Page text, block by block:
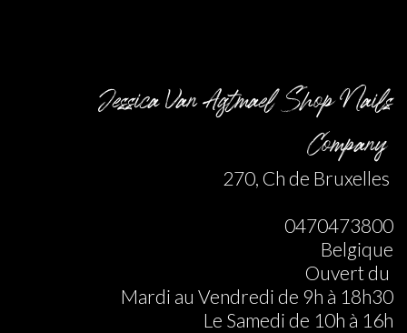
Jessica Van Agtmael Shop Nails
Company
270, Ch de Bruxelles
0470473800
Belgique
Ouvert du
Mardi au Vendredi de 9h à 18h30
Le Samedi de 10h à 16h